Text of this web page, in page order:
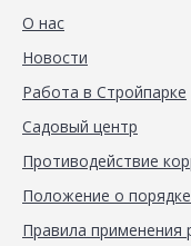
О нас
Новости
Работа в Стройпарке
Садовый центр
Противодействие
Положение о
Правила применения